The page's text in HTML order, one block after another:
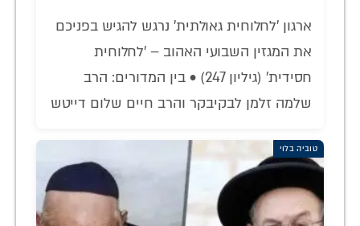
ארגון 'לחלוחית גאולתית' נרגש להגיש בפניכם
את המגזין השבועי האהוב – 'לחלוחית
חסידית' (גיליון 247) • בין המדורים: הרב
שלמה זלמן לבקיבקר והרב חיים שלום דייטש
טוביה בלוי